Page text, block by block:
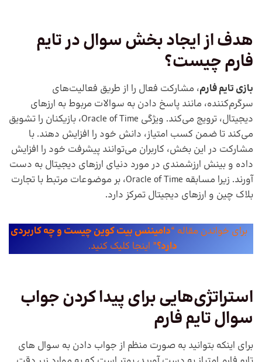
هدف از ایجاد بخش سوال در تایم
فارم چیست؟
بازی تایم فارم، مشارکت فعال را از طریق فعالیت‌های
سرگرم‌کننده، مانند پاسخ دادن به سوالات مربوط به ارزهای
دیجیتال، ترویج می‌کند. ویژگی Oracle of Time، بازیکنان را تشویق
می‌کند تا ضمن کسب امتیاز، دانش خود را افزایش دهند. با
مشارکت در این بخش، کاربران می‌توانند پیشرفت خود را افزایش
داده و بینش ارزشمندی در مورد دنیای ارزهای دیجیتال به دست
آورند. زیرا مسابقه Oracle of Time، بر موضوعات مرتبط با تجارت
بلاک چین و ارزهای دیجیتال تمرکز دارد.
برای خواندن مقاله “دامیننس بیت کوین چیست و چه کاربردی
دارد؟” اینجا کلیک کنید.
استراتژی‌هایی برای پیدا کردن جواب
سوال تایم فارم
برای اینکه بتوانید به صورت منظم از جواب دادن به سوال های